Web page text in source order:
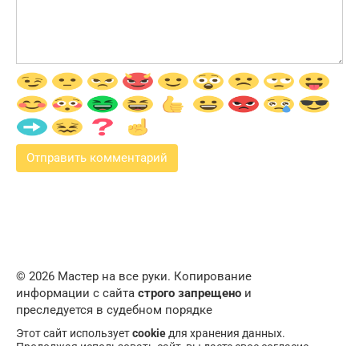
© 2026 Мастер на все руки. Копирование
информации с сайта строго запрещено и
преследуется в судебном порядке
Этот сайт используетcookie для хранения данных.